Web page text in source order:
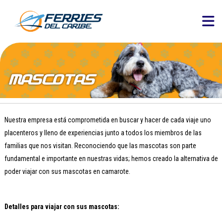
Nuestra empresa está comprometida en buscar y hacer de cada viaje uno
placenteros y lleno de experiencias junto a todos los miembros de las
familias que nos visitan. Reconociendo que las mascotas son parte
fundamental e importante en nuestras vidas; hemos creado la alternativa de
poder viajar con sus mascotas en camarote.
Detalles para viajar con sus mascotas: